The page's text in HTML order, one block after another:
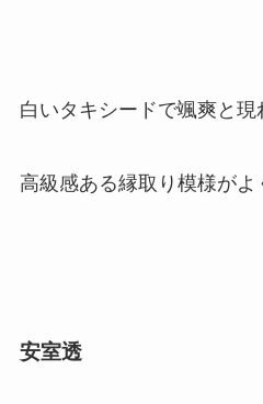
白いタキシードで颯爽と現
高級感ある縁取り模様がよ
安室透